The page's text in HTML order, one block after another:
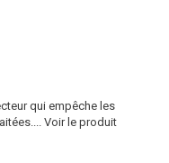
qui empêche les
Voir le produit